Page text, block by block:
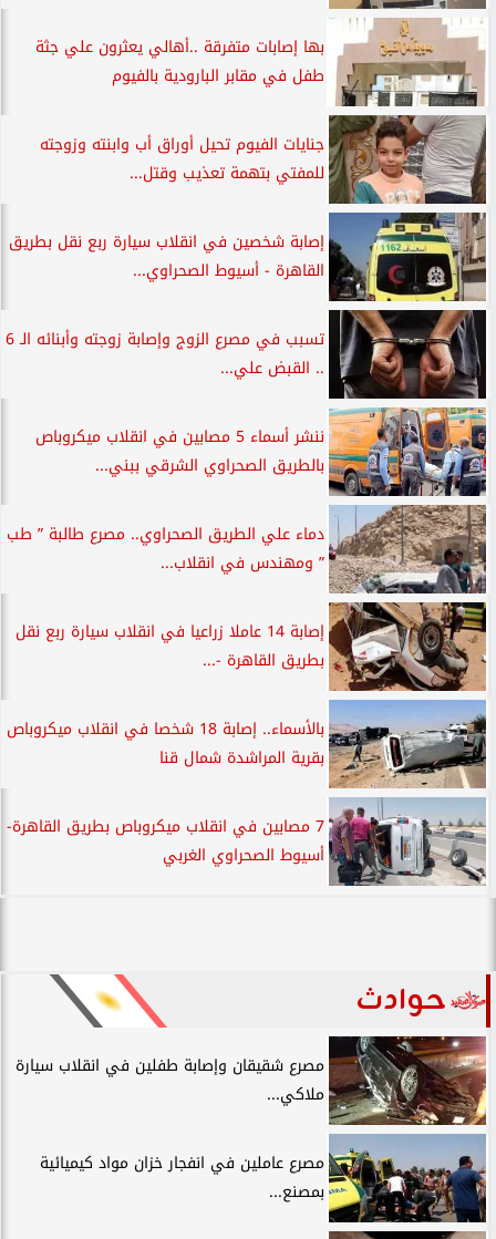
بها إصابات متفرقة ..أهالي يعثرون علي جثة
طفل في مقابر البارودية بالفيوم
جنايات الفيوم تحيل أوراق أب وابنته وزوجته
للمفتي بتهمة تعذيب وقتل...
إصابة شخصين في انقلاب سيارة ربع نقل بطريق
القاهرة - أسيوط الصحراوي...
تسبب في مصرع الزوج وإصابة زوجته وأبنائه الـ 6
.. القبض علي...
ننشر أسماء 5 مصابين في انقلاب ميكروباص
بالطريق الصحراوي الشرقي ببني...
دماء علي الطريق الصحراوي.. مصرع طالبة ” طب
” ومهندس في انقلاب...
إصابة 14 عاملا زراعيا في انقلاب سيارة ربع نقل
بطريق القاهرة -...
بالأسماء.. إصابة 18 شخصا في انقلاب ميكروباص
بقرية المراشدة شمال قنا
7 مصابين في انقلاب ميكروباص بطريق القاهرة-
أسيوط الصحراوي الغربي
حوادث
مصرع شقيقان وإصابة طفلين في انقلاب سيارة
ملاكي...
مصرع عاملين في انفجار خزان مواد كيميائية
بمصنع...